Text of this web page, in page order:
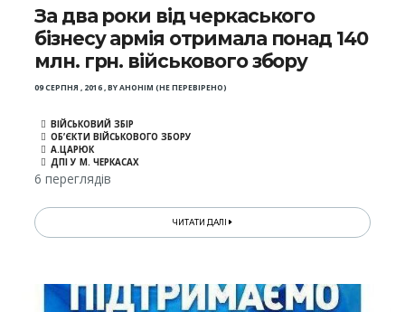
За два роки від черкаського
бізнесу армія отримала понад 140
млн. грн. військового збору
09 СЕРПНЯ , 2016,BYАНОНІМ (НЕ ПЕРЕВІРЕНО)
ВІЙСЬКОВИЙ ЗБІР
ОБ’ЄКТИ ВІЙСЬКОВОГО ЗБОРУ
А.ЦАРЮК
ДПІ У М. ЧЕРКАСАХ
6 переглядів
ЧИТАТИ ДАЛІ